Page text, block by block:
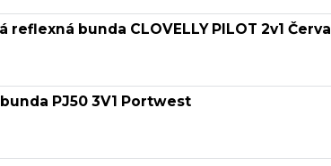
reflexná bunda CLOVELLY PILOT 2v1 Červa
PJ50 3V1 Portwest